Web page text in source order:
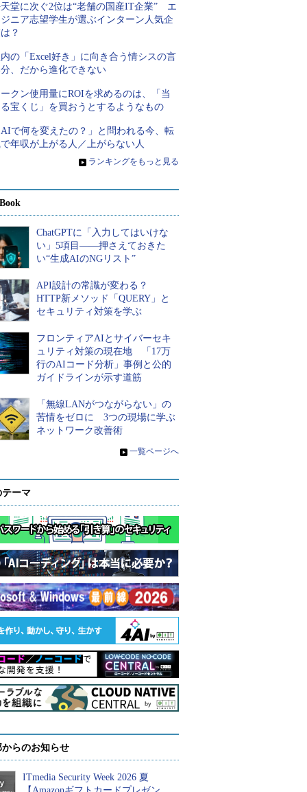
堂に次ぐ2位は“老舗の国産IT企業” エ
ニア志望学生が選ぶインターン人気企
？
の「Excel好き」に向き合う情シスの言
、だから進化できない
クン使用量にROIを求めるのは、「当
宝くじ」を買おうとするようなもの
で何を変えたの？」と問われる今、転
年収が上がる人／上がらない人
» ランキングをもっと見る
ChatGPTに「入力してはいけな
い」5項目――押さえておきた
い“生成AIのNGリスト”
API設計の常識が変わる？
HTTP新メソッド「QUERY」と
セキュリティ対策を学ぶ
フロンティアAIとサイバーセキ
ュリティ対策の現在地 「17万
行のAIコード分析」事例と公的
ガイドラインが示す道筋
「無線LANがつながらない」の
苦情をゼロに 3つの現場に学ぶ
ネットワーク改善術
» 一覧ページへ
ーマ
らのお知らせ
ITmedia Security Week 2026 夏